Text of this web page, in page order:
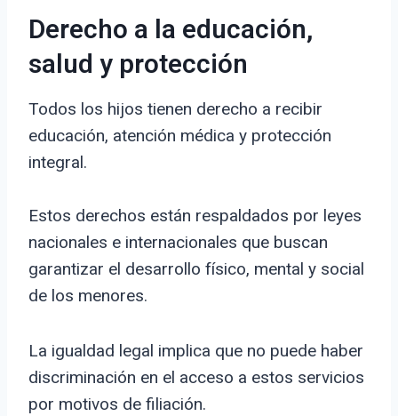
Derecho a la educación,
salud y protección
Todos los hijos tienen derecho a recibir
educación, atención médica y protección
integral.
Estos derechos están respaldados por leyes
nacionales e internacionales que buscan
garantizar el desarrollo físico, mental y social
de los menores.
La igualdad legal implica que no puede haber
discriminación en el acceso a estos servicios
por motivos de filiación.